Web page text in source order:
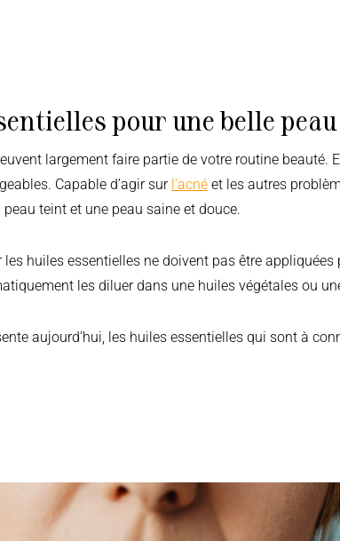
pour une belle peau
Capable d’agir sur l’acnéet les autres
teint et une peau saine et douce.
huiles essentielles ne doivent pas être appliquées
les diluer dans une huiles végétales ou
aujourd’hui, les huiles essentielles qui sont à